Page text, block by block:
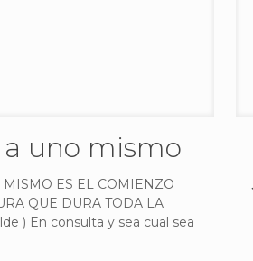
uno mismo
ES EL COMIENZO
QUE DURA TODA LA
) En consulta y sea cual sea